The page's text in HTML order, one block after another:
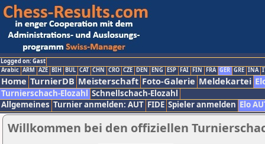
Logged on: Gast
Arabic ARM AZE BIH BUL CAT CHN CRO CZE DEN ENG ESP FAI FIN FRA GER GRE INA
Home TurnierDB Meisterschaft Foto-Galerie Meldekartei
Turnierschach-Elozahl Schnellschach-Elozahl
Allgemeines Turnier anmelden: AUT FIDE Spieler anmelden Elo
Willkommen bei den offiziellen